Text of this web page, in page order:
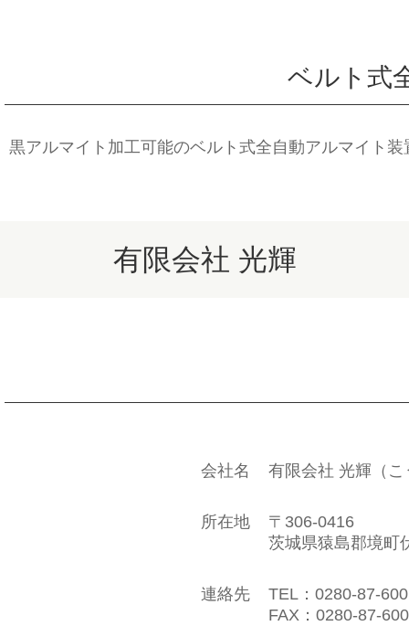
ベルト式
黒アルマイト加工可能のベルト式全自動アルマイト
有限会社 光輝
会社名 有限会社 光輝（こ
所在地
〒306-0416
茨城県猿島郡境町
連絡先 TEL：0280-87-
FAX：0280-87-